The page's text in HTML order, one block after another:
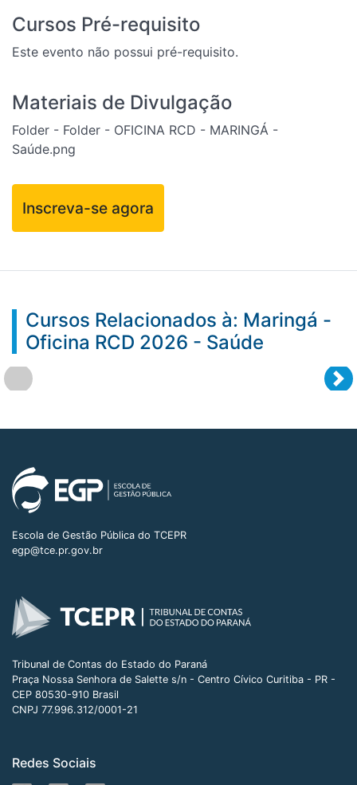
Cursos Pré-requisito
Este evento não possui pré-requisito.
Materiais de Divulgação
Folder - Folder - OFICINA RCD - MARINGÁ -
Saúde.png
Inscreva-se agora
Cursos Relacionados à: Maringá -
Oficina RCD 2026 - Saúde
Escola de Gestão Pública do TCEPR
egp@tce.pr.gov.br
Tribunal de Contas do Estado do Paraná
Praça Nossa Senhora de Salette s/n - Centro Cívico Curitiba - PR -
CEP 80530-910 Brasil
CNPJ 77.996.312/0001-21
Redes Sociais